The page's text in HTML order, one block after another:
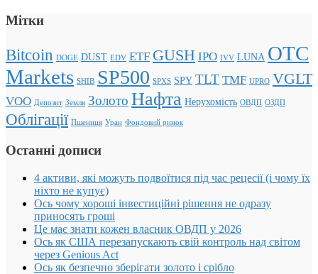
Мітки
Bitcoin DOGE DUST EDV ETF GUSH IPO IVV LUNA OTC
Markets SHIB SP500 SPXS SPY TLT TMF UPRO VGLT
VOO Депозит Земля Золото Нафта Нерухомість ОВДП ОЗДП
Облігації Пшениця Уран Фондовий ринок
Останні дописи
4 активи, які можуть подвоїтися під час рецесії (і чому їх
ніхто не купує)
Ось чому хороші інвестиційні рішення не одразу
приносять гроші
Це має знати кожен власник ОВДП у 2026
Ось як США перезапускають свій контроль над світом
через Genious Act
Ось як безпечно зберігати золото і срібло